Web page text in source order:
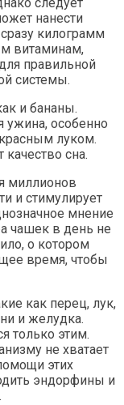
нанести
килограмм
витаминам,
правильной
системы.
и бананы.
ужина, особенно
луком.
сна.
миллионов
и стимулирует
мнение
чашек в день не
о котором
время, чтобы
как перец, лук,
и желудка.
только этим.
не хватает
этих
эндорфины и